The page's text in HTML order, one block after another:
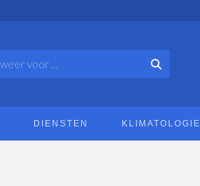
DIENSTEN KLIMATOLOGIE